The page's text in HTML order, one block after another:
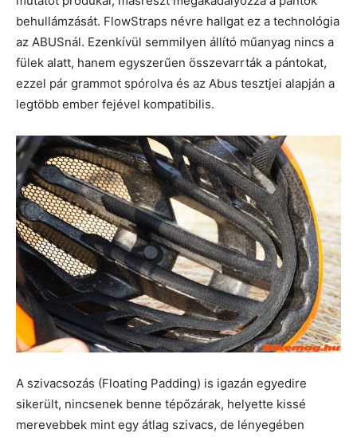
behullámzását. FlowStraps névre hallgat ez a technológia
az ABUSnál. Ezenkívül semmilyen állító műanyag nincs a
fülek alatt, hanem egyszerűen összevarrták a pántokat,
ezzel pár grammot spórolva és az Abus tesztjei alapján a
legtöbb ember fejével kompatibilis.
A szivacsozás (Floating Padding) is igazán egyedire
sikerült, nincsenek benne tépőzárak, helyette kissé
merevebbek mint egy átlag szivacs, de lényegében